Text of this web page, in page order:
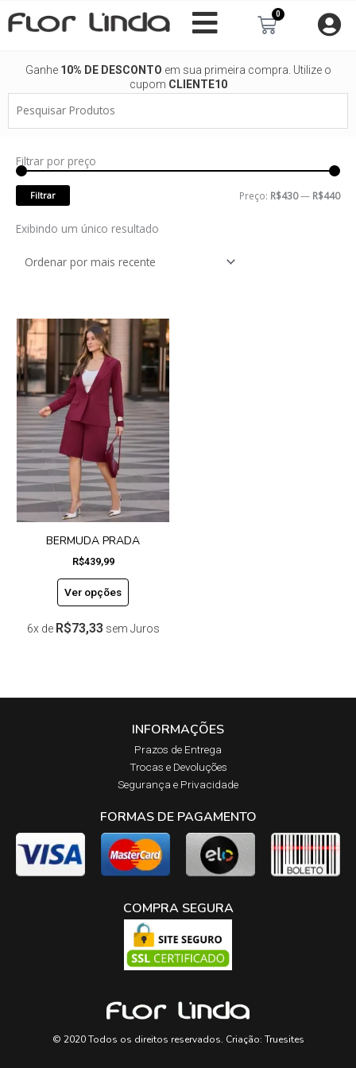
para
0
Carrinho
Ganhe 10% DE DESCONTO em sua primeira compra. Utilize o
cupom CLIENTE10
Produtos
Filtrar por preço
Filtrar Preço: R$430— R$440
Exibindo um único resultado
BERMUDA PRADA
R$439,99
Ver opções
Este
produto
variantes.
As
opções
podem
ser
escolhidas
na
página
do
6x de R$73,33 sem Juros
INFORMAÇÕES
Prazos de Entrega​
Trocas e Devoluções​
Segurança e Privacidade
FORMAS DE PAGAMENTO
COMPRA SEGURA
© 2020 Todos os direitos reservados. Criação: Truesites